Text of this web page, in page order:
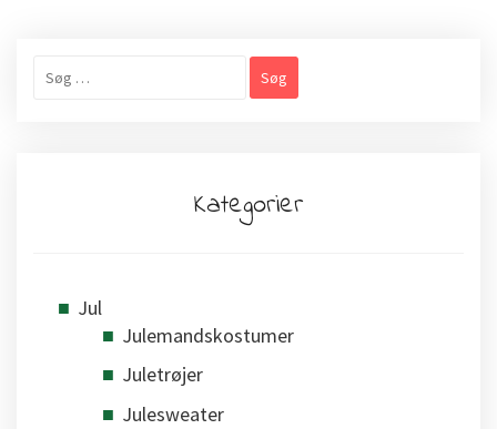
efter:
Kategorier
Jul
Julemandskostumer
Juletrøjer
Julesweater